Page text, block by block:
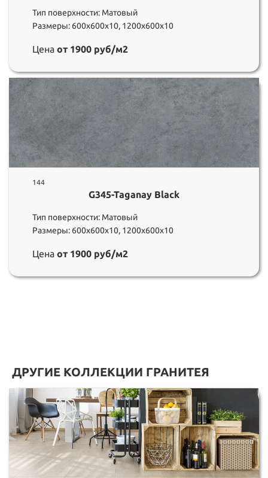
Тип поверхности: Матовый
Размеры: 600х600х10, 1200х600х10
Цена от 1900 руб/м2
144
G345-Taganay Black
Тип поверхности: Матовый
Размеры: 600х600х10, 1200х600х10
Цена от 1900 руб/м2
ДРУГИЕ КОЛЛЕКЦИИ ГРАНИТЕЯ